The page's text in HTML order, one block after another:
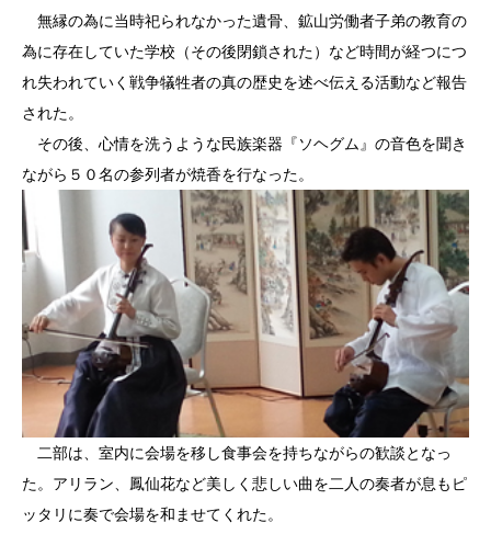
無縁の為に当時祀られなかった遺骨、鉱山労働者子弟の教育の
為に存在していた学校（その後閉鎖された）など時間が経つにつ
れ失われていく戦争犠牲者の真の歴史を述べ伝える活動など報告
された。
その後、心情を洗うような民族楽器『ソヘグム』の音色を聞き
ながら５０名の参列者が焼香を行なった。
二部は、室内に会場を移し食事会を持ちながらの歓談となっ
た。アリラン、鳳仙花など美しく悲しい曲を二人の奏者が息もピ
ッタリに奏で会場を和ませてくれた。